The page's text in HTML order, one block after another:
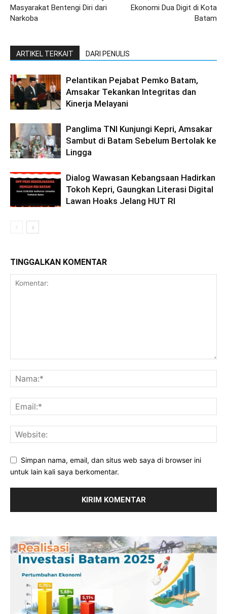
Masyarakat Bentengi Diri dari
Narkoba
Ekonomi Dua Digit di Kota
Batam
ARTIKEL TERKAIT DARI PENULIS
Pelantikan Pejabat Pemko Batam,
Amsakar Tekankan Integritas dan
Kinerja Melayani
Panglima TNI Kunjungi Kepri, Amsakar
Sambut di Batam Sebelum Bertolak ke
Lingga
Dialog Wawasan Kebangsaan Hadirkan
Tokoh Kepri, Gaungkan Literasi Digital
Lawan Hoaks Jelang HUT RI
TINGGALKAN KOMENTAR
Simpan nama, email, dan situs web saya di browser ini
untuk lain kali saya berkomentar.